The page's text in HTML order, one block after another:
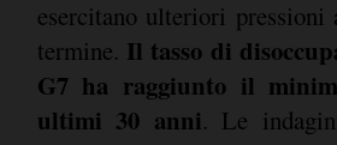
esercitano ulteriori
termine. Il tasso di
G7 ha raggiunto il
ultimi 30 anni. Le